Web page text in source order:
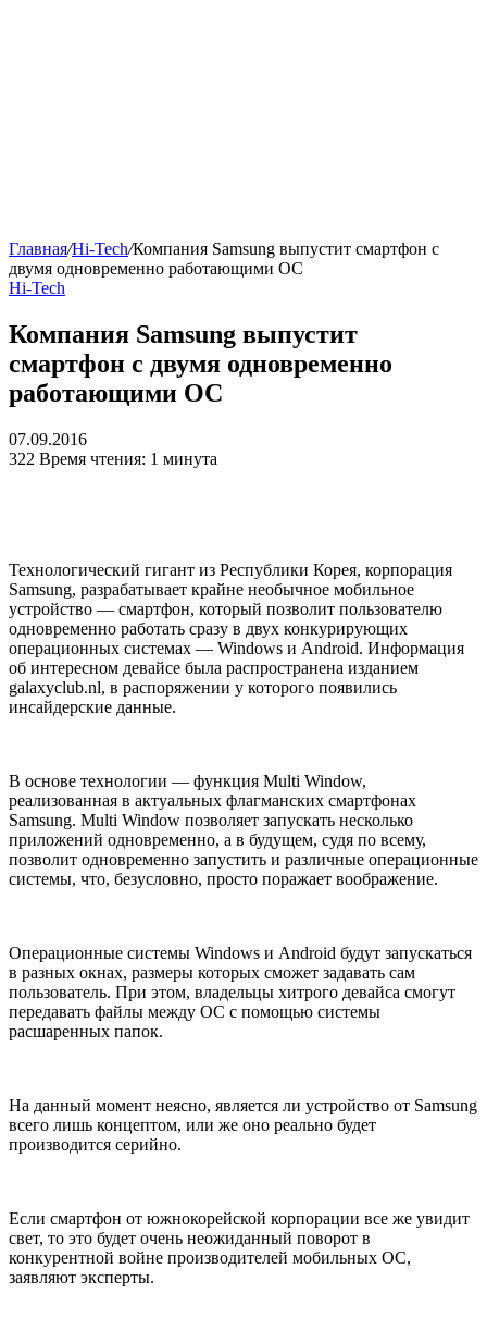
Главная/Hi-Tech/Компания Samsung выпустит смартфон с
двумя одновременно работающими ОС
Hi-Tech
Компания Samsung выпустит
смартфон с двумя одновременно
работающими ОС
07.09.2016
322 Время чтения: 1 минута
Технологический гигант из Республики Корея, корпорация
Samsung, разрабатывает крайне необычное мобильное
устройство — смартфон, который позволит пользователю
одновременно работать сразу в двух конкурирующих
операционных системах — Windows и Android. Информация
об интересном девайсе была распространена изданием
galaxyclub.nl, в распоряжении у которого появились
инсайдерские данные.
В основе технологии — функция Multi Window,
реализованная в актуальных флагманских смартфонах
Samsung. Multi Window позволяет запускать несколько
приложений одновременно, а в будущем, судя по всему,
позволит одновременно запустить и различные операционные
системы, что, безусловно, просто поражает воображение.
Операционные системы Windows и Android будут запускаться
в разных окнах, размеры которых сможет задавать сам
пользователь. При этом, владельцы хитрого девайса смогут
передавать файлы между ОС с помощью системы
расшаренных папок.
На данный момент неясно, является ли устройство от Samsung
всего лишь концептом, или же оно реально будет
производится серийно.
Если смартфон от южнокорейской корпорации все же увидит
свет, то это будет очень неожиданный поворот в
конкурентной войне производителей мобильных ОС,
заявляют эксперты.